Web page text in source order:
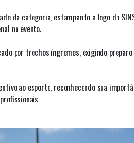
da categoria, estampando a logo do
no evento.
por trechos íngremes, exigindo
ao esporte, reconhecendo sua